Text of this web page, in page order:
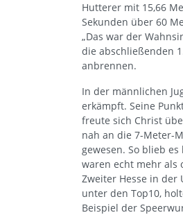
Hutterer mit 15,66
Sekunden über 60
„Das war der
die abschließenden
anbrennen.
In der männlichen
erkämpft. Seine
freute sich Christ
nah an die 7-Meter-
gewesen. So blieb
waren echt mehr als
Zweiter Hesse in der
unter den Top10,
Beispiel der